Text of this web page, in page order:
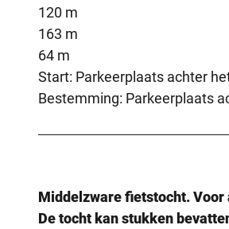
120 m
163 m
64 m
Start: Parkeerplaats achter
Bestemming: Parkeerplaats
Middelzware fietstocht.
De tocht kan stukken